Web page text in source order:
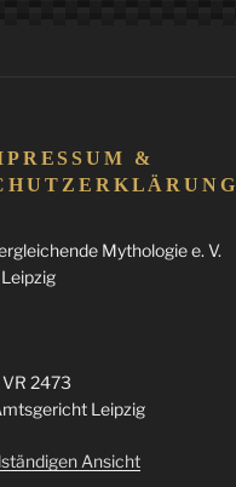
&
Mythologie e. V.
2473
Leipzig
Ansicht